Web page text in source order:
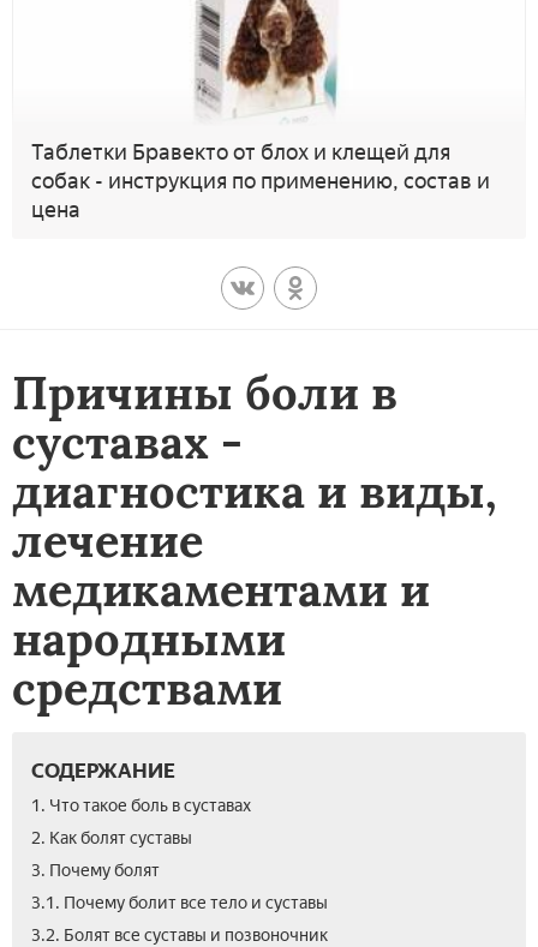
Таблетки Бравекто от блох и клещей для
собак - инструкция по применению, состав и
цена
Причины боли в
суставах -
диагностика и виды,
лечение
медикаментами и
народными
средствами
СОДЕРЖАНИЕ
1. Что такое боль в суставах
2. Как болят суставы
3. Почему болят
3.1. Почему болит все тело и суставы
3.2. Болят все суставы и позвоночник